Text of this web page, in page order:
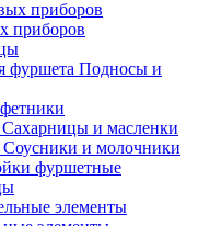
приборов
Подносы и
Сахарницы и масленки
Соусники и молочники
фуршетные